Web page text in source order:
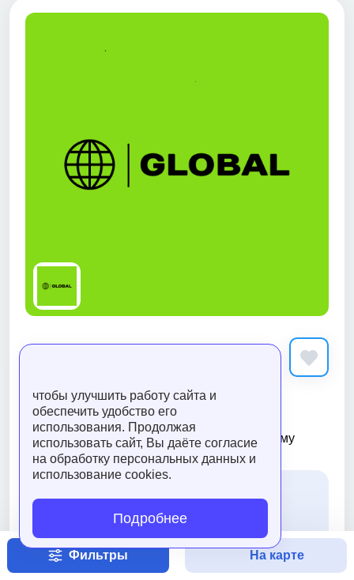
Фильтры На карте
5.0 4 отзыва
«Global» — это международный таксопарк,
предлагающий водителям доступ к большому
количеству заказов и к...Читать далее
300 000 тенге
Все цены
чтобы улучшить работу сайта и
обеспечить удобство его
использования. Продолжая
использовать сайт, Вы даёте согласие
на обработку персональных данных и
использование cookies.
Подробнее